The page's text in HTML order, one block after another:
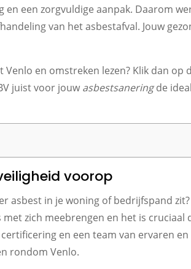
een zorgvuldige aanpak. Daarom
van het asbestafval. Jouw
en omstreken lezen? Klik dan op
juist voor jouw asbestsaneringde
voorop
asbest in je woning of bedrijfspand
zich meebrengen en het is
en een team van ervaren
rondom Venlo.